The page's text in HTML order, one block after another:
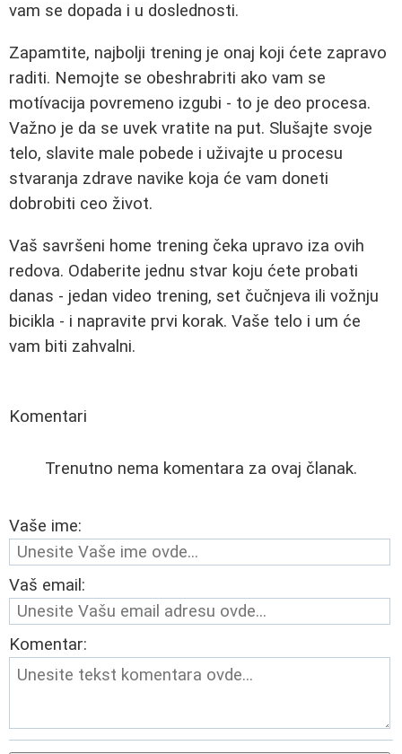
vam se dopada i u doslednosti.
Zapamtite, najbolji trening je onaj koji ćete zapravo
raditi. Nemojte se obeshrabriti ako vam se
motívacija povremeno izgubi - to je deo procesa.
Važno je da se uvek vratite na put. Slušajte svoje
telo, slavite male pobede i uživajte u procesu
stvaranja zdrave navike koja će vam doneti
dobrobiti ceo život.
Vaš savršeni home trening čeka upravo iza ovih
redova. Odaberite jednu stvar koju ćete probati
danas - jedan video trening, set čučnjeva ili vožnju
bicikla - i napravite prvi korak. Vaše telo i um će
vam biti zahvalni.
Komentari
Trenutno nema komentara za ovaj članak.
Vaše ime:
Vaš email:
Komentar: